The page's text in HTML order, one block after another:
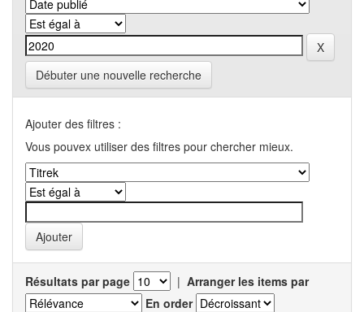
Débuter une nouvelle recherche
Ajouter des filtres :
Vous pouvex utiliser des filtres pour chercher mieux.
Résultats par page | Arranger les items par
En order